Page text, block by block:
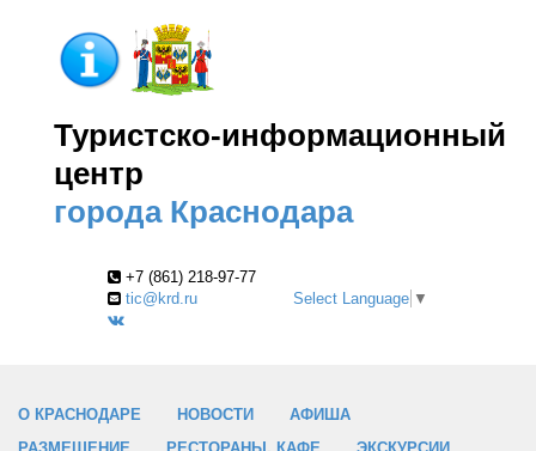
Туристско-информационный
центр
города Краснодара
+7 (861) 218-97-77
tic@krd.ru
Select Language ▼
О КРАСНОДАРЕ НОВОСТИ
АФИША